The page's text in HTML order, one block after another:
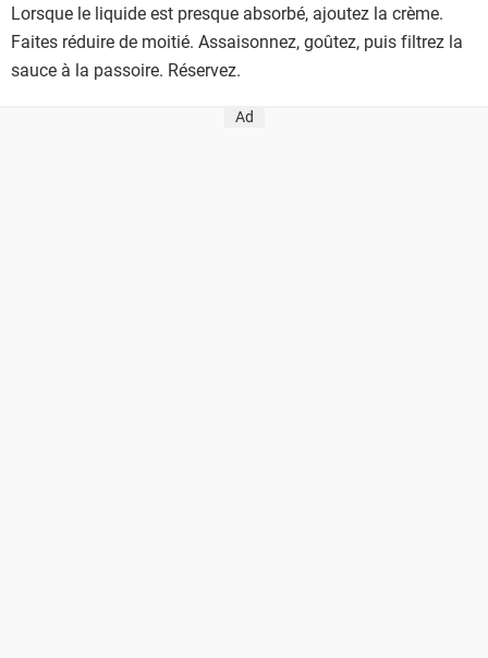
Lorsque le liquide est presque absorbé, ajoutez la crème.
Faites réduire de moitié. Assaisonnez, goûtez, puis filtrez la
sauce à la passoire. Réservez.
Ad